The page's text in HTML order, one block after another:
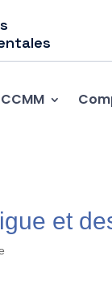
et